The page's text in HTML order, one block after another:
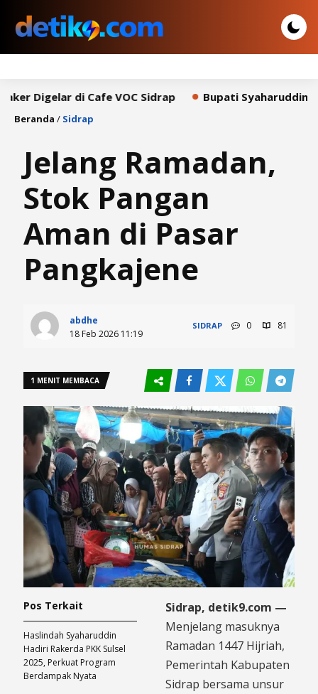
di Cafe VOC Sidrap Bupati Syaharuddin
Beranda / Sidrap
Jelang Ramadan,
Stok Pangan
Aman di Pasar
Pangkajene
abdhe
18 Feb 2026 11:19
SIDRAP 0 81
1 MENIT MEMBACA
Sidrap, detik9.com —
Menjelang masuknya
Ramadan 1447 Hijriah,
Pemerintah Kabupaten
Sidrap bersama unsur
Pos Terkait
Haslindah Syaharuddin
Hadiri Rakerda PKK Sulsel
2025, Perkuat Program
Berdampak Nyata